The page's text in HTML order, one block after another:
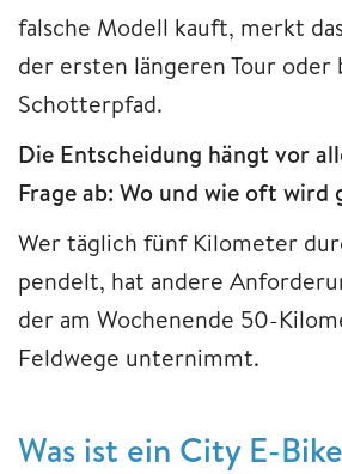
falsche Modell kauft, merkt
der ersten längeren Tour oder
Schotterpfad.
Die Entscheidung hängt vor
Frage ab: Wo und wie oft wird
Wer täglich fünf Kilometer
pendelt, hat andere
der am Wochenende 50-
Feldwege unternimmt.
Was ist ein City E-